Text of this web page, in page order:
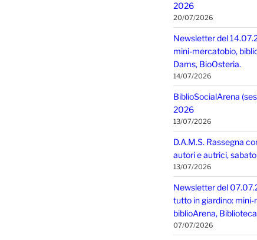
2026
20/07/2026
Newsletter del
mini-mercatobio,
Dams, BioOsteria.
14/07/2026
BiblioSocialArena
2026
13/07/2026
D.A.M.S. Rassegna
autori e autrici,
13/07/2026
Newsletter del
tutto in giardino:
biblioArena,
07/07/2026